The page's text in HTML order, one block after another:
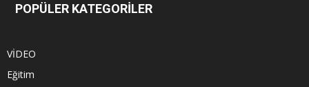
POPÜLER KATEGORİLER
VİDEO
Eğitim